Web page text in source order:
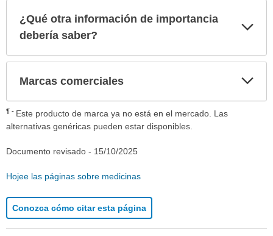
¿Qué otra información de importancia
debería saber?
Marcas comerciales
¶
Este producto de marca ya no está en el mercado. Las
alternativas genéricas pueden estar disponibles.
Documento revisado - 15/10/2025
Hojee las páginas sobre medicinas
Conozca cómo citar esta página